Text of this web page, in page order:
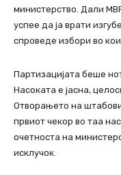
министерство. Дали
успее да ја врати
спроведе избори во
Партизацијата беше
Насоката е јасна,
Отворањето на
првиот чекор во таа
очетноста на
исклучок.